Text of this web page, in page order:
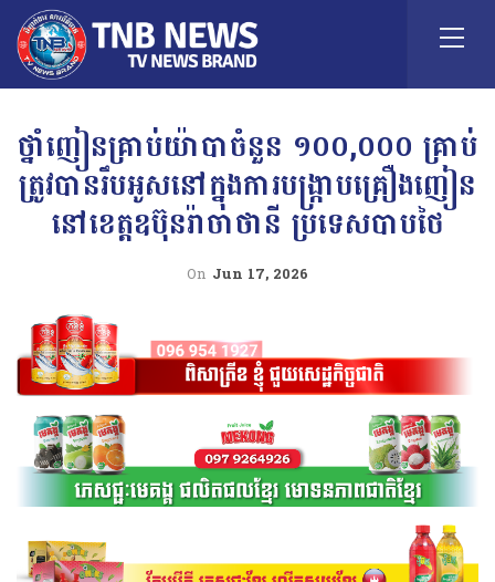
ថ្នាំញៀនគ្រាប់យ៉ាបាចំនួន ១០០,០០០ គ្រាប់
ត្រូវបានរឹបអូសនៅក្នុងការបង្ក្រាបគ្រឿងញៀន
នៅខេត្តឧប៊ុនរ៉ាចាថានី ប្រទេសបាបថៃ
On Jun 17, 2026